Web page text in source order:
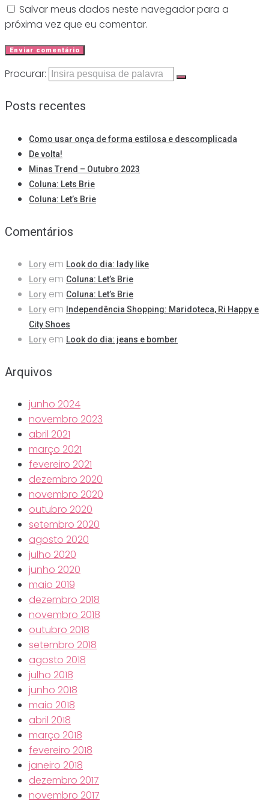
Salvar meus dados neste navegador para a
próxima vez que eu comentar.
Procurar:
Posts recentes
Como usar onça de forma estilosa e descomplicada
De volta!
Minas Trend – Outubro 2023
Coluna: Lets Brie
Coluna: Let’s Brie
Comentários
Lory em Look do dia: lady like
Lory em Coluna: Let’s Brie
Lory em Coluna: Let’s Brie
Lory em
Independência Shopping: Maridoteca, Ri Happy e
City Shoes
Lory em Look do dia: jeans e bomber
Arquivos
junho 2024
novembro 2023
abril 2021
março 2021
fevereiro 2021
dezembro 2020
novembro 2020
outubro 2020
setembro 2020
agosto 2020
julho 2020
junho 2020
maio 2019
dezembro 2018
novembro 2018
outubro 2018
setembro 2018
agosto 2018
julho 2018
junho 2018
maio 2018
abril 2018
março 2018
fevereiro 2018
janeiro 2018
dezembro 2017
novembro 2017